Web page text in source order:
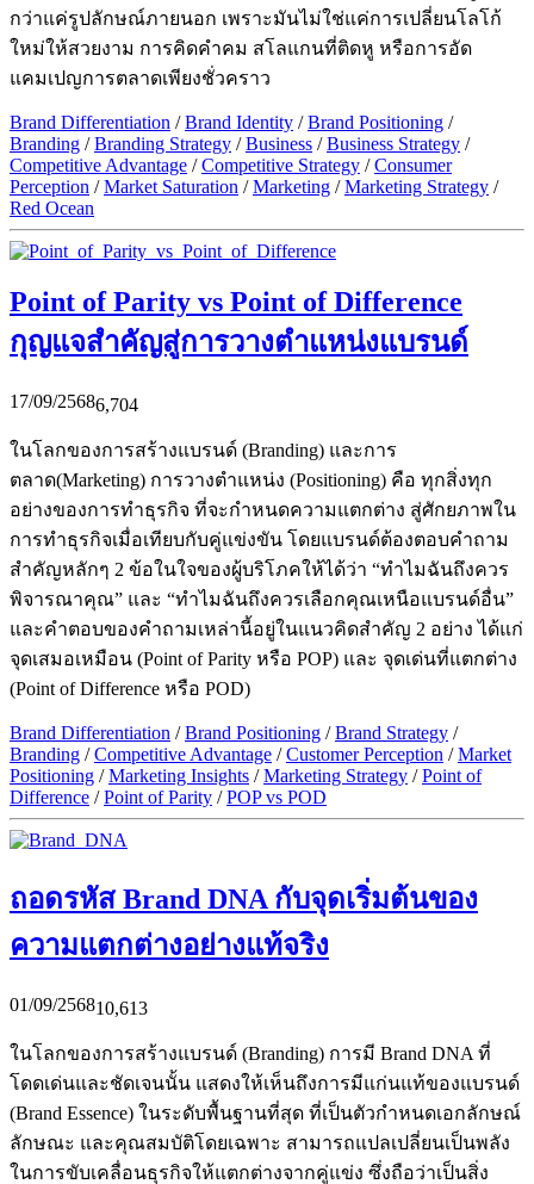
กว่าแค่รูปลักษณ์ภายนอก เพราะมันไม่ใช่แค่การเปลี่ยนโลโก้
ใหม่ให้สวยงาม การคิดคำคม สโลแกนที่ติดหู หรือการอัด
แคมเปญการตลาดเพียงชั่วคราว
Brand Differentiation /Brand Identity /Brand Positioning /
Branding /Branding Strategy /Business /Business Strategy /
Competitive Advantage /Competitive Strategy /Consumer
Perception /Market Saturation /Marketing /Marketing Strategy /
Red Ocean
Point of Parity vs Point of Difference
กุญแจสำคัญสู่การวางตำแหน่งแบรนด์
17/09/25686,704
ในโลกของการสร้างแบรนด์ (Branding) และการ
ตลาด(Marketing) การวางตำแหน่ง (Positioning) คือ ทุกสิ่งทุก
อย่างของการทำธุรกิจ ที่จะกำหนดความแตกต่าง สู่ศักยภาพใน
การทำธุรกิจเมื่อเทียบกับคู่แข่งขัน โดยแบรนด์ต้องตอบคำถาม
สำคัญหลักๆ 2 ข้อในใจของผู้บริโภคให้ได้ว่า “ทำไมฉันถึงควร
พิจารณาคุณ” และ “ทำไมฉันถึงควรเลือกคุณเหนือแบรนด์อื่น”
และคำตอบของคำถามเหล่านี้อยู่ในแนวคิดสำคัญ 2 อย่าง ได้แก่
จุดเสมอเหมือน (Point of Parity หรือ POP) และ จุดเด่นที่แตกต่าง
(Point of Difference หรือ POD)
Brand Differentiation /Brand Positioning /Brand Strategy /
Branding /Competitive Advantage /Customer Perception /Market
Positioning /Marketing Insights /Marketing Strategy /Point of
Difference /Point of Parity /POP vs POD
ถอดรหัส Brand DNA กับจุดเริ่มต้นของ
ความแตกต่างอย่างแท้จริง
01/09/256810,613
ในโลกของการสร้างแบรนด์ (Branding) การมี Brand DNA ที่
โดดเด่นและชัดเจนนั้น แสดงให้เห็นถึงการมีแก่นแท้ของแบรนด์
(Brand Essence) ในระดับพื้นฐานที่สุด ที่เป็นตัวกำหนดเอกลักษณ์
ลักษณะ และคุณสมบัติโดยเฉพาะ สามารถแปลเปลี่ยนเป็นพลัง
ในการขับเคลื่อนธุรกิจให้แตกต่างจากคู่แข่ง ซึ่งถือว่าเป็นสิ่ง